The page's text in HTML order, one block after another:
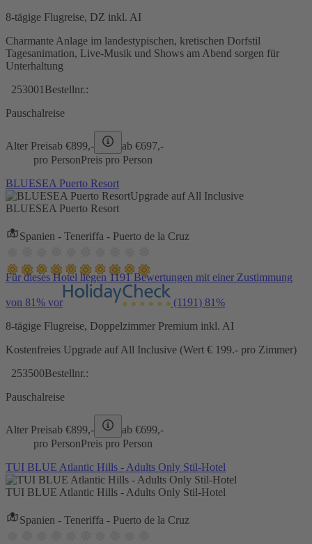
8-tägige Flugreise, DZ inkl. AI
Charmante Anlage im landestypischen, kretischen Dorfstil
Tagesanimation, Live-Musik und Shows am Abend sorgen für
Unterhaltung
253001 Bestellnr.:
Pauschalreise
Alter Preisab €899,- ab €697,-
pro PersonPreis pro Person
BLUESEA Puerto Resort
Upgrade auf All Inclusive
BLUESEA Puerto Resort
Spanien - Teneriffa - Puerto de la Cruz
Für dieses Hotel liegen 1191 Bewertungen mit einer Zustimmung
von 81% vor (1191) 81%
8-tägige Flugreise, Doppelzimmer Premium inkl. AI
Kostenfreies Upgrade auf All Inclusive (Wert € 199.- pro Zimmer)
253500Bestellnr.:
Pauschalreise
Alter Preisab €899,- ab €699,-
pro PersonPreis pro Person
TUI BLUE Atlantic Hills - Adults Only Stil-Hotel
TUI BLUE Atlantic Hills - Adults Only Stil-Hotel
Spanien - Teneriffa - Puerto de la Cruz